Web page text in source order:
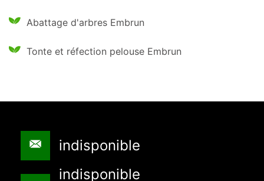
Abattage d'arbres Embrun
Tonte et réfection pelouse Embrun
indisponible
indisponible